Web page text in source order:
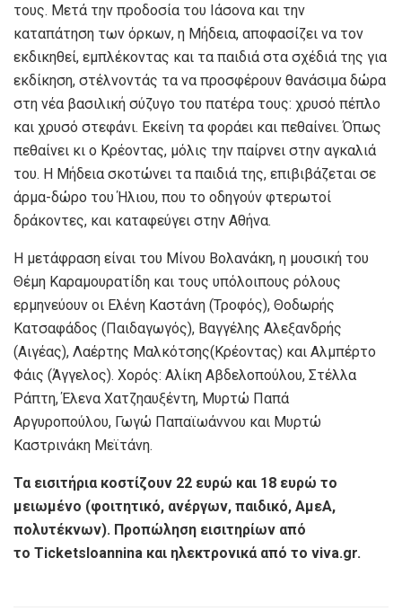
τους. Μετά την προδοσία του Ιάσονα και την
καταπάτηση των όρκων, η Μήδεια, αποφασίζει να τον
εκδικηθεί, εμπλέκοντας και τα παιδιά στα σχέδιά της για
εκδίκηση, στέλνοντάς τα να προσφέρουν θανάσιμα δώρα
στη νέα βασιλική σύζυγο του πατέρα τους: χρυσό πέπλο
και χρυσό στεφάνι. Εκείνη τα φοράει και πεθαίνει. Όπως
πεθαίνει κι ο Κρέοντας, μόλις την παίρνει στην αγκαλιά
του. Η Μήδεια σκοτώνει τα παιδιά της, επιβιβάζεται σε
άρμα-δώρο του Ήλιου, που το οδηγούν φτερωτοί
δράκοντες, και καταφεύγει στην Αθήνα.
Η μετάφραση είναι του Μίνου Βολανάκη, η μουσική του
Θέμη Καραμουρατίδη και τους υπόλοιπους ρόλους
ερμηνεύουν οι Ελένη Καστάνη (Τροφός), Θοδωρής
Κατσαφάδος (Παιδαγωγός), Βαγγέλης Αλεξανδρής
(Αιγέας), Λαέρτης Μαλκότσης(Κρέοντας) και Αλμπέρτο
Φάις (Άγγελος). Χορός: Αλίκη Αβδελοπούλου, Στέλλα
Ράπτη, Έλενα Χατζηαυξέντη, Μυρτώ Παπά
Αργυροπούλου, Γωγώ Παπαϊωάννου και Μυρτώ
Καστρινάκη Μεϊτάνη.
Τα εισιτήρια κοστίζουν 22 ευρώ και 18 ευρώ το
μειωμένο (φοιτητικό, ανέργων, παιδικό, ΑμεΑ,
πολυτέκνων). Προπώληση εισιτηρίων από
το TicketsIoannina και ηλεκτρονικά από το viva.gr.